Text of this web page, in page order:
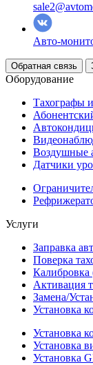
Авто-
Обратная связь
Оборудование
Тахографы
Воздушные
Датчики
Услуги
Заправка
Поверка
Калибровка
Активация
Замена/
Установка
Установка
Установка
Установка